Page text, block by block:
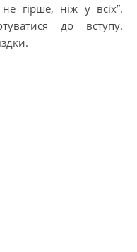
гірше, ніж у всіх”.
до вступу.